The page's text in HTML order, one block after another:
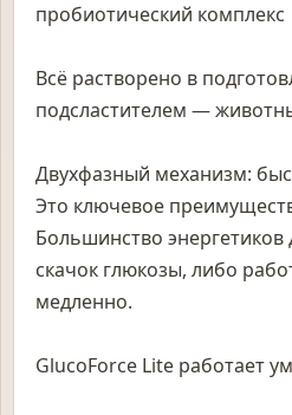
пробиотический комплекс
Всё растворено в
подсластителем —
Двухфазный механизм:
Это ключевое
Большинство
скачок глюкозы, либо
медленно.
GlucoForce Lite работает